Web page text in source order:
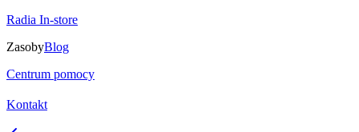
Radia In-store
ZasobyBlog
Centrum pomocy
Kontakt